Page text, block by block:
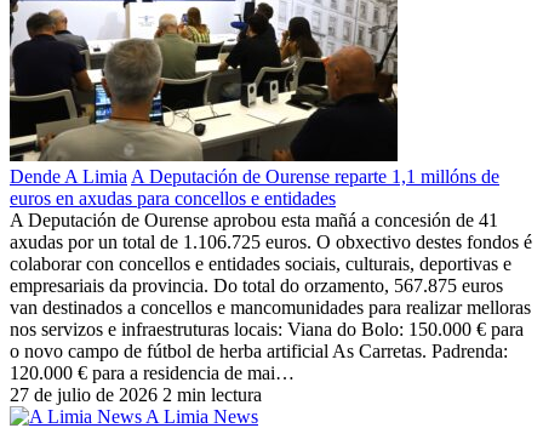
Dende A Limia A Deputación de Ourense reparte 1,1 millóns de
euros en axudas para concellos e entidades
A Deputación de Ourense aprobou esta mañá a concesión de 41
axudas por un total de 1.106.725 euros. O obxectivo destes fondos é
colaborar con concellos e entidades sociais, culturais, deportivas e
empresariais da provincia. Do total do orzamento, 567.875 euros
van destinados a concellos e mancomunidades para realizar melloras
nos servizos e infraestruturas locais: Viana do Bolo: 150.000 € para
o novo campo de fútbol de herba artificial As Carretas. Padrenda:
120.000 € para a residencia de mai…
27 de julio de 2026 2 min lectura
A Limia News